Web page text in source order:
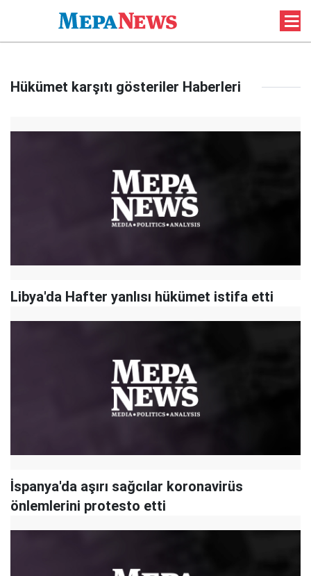
Hükümet karşıtı gösteriler Haberleri
Libya'da Hafter yanlısı hükümet istifa etti
İspanya'da aşırı sağcılar koronavirüs
önlemlerini protesto etti